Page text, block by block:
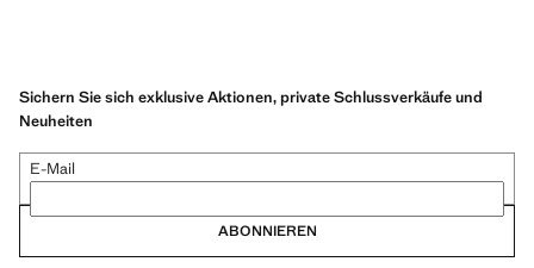
Sichern Sie sich exklusive Aktionen, private Schlussverkäufe und
Neuheiten
E-Mail
ABONNIEREN